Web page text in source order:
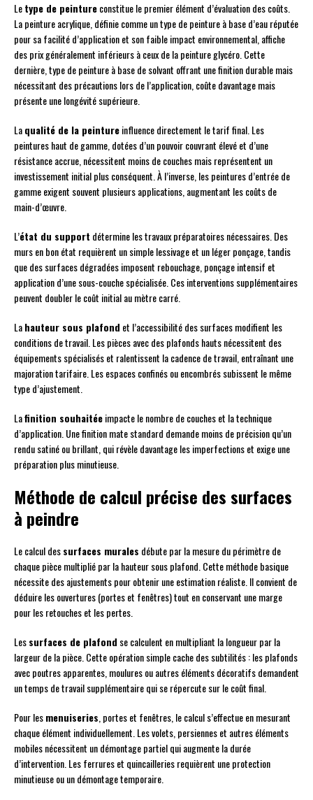
Letype de peintureconstitue le premier élément d’évaluation des coûts.
La peinture acrylique, définie comme un type de peinture à base d’eau réputée
pour sa facilité d’application et son faible impact environnemental, affiche
des prix généralement inférieurs à ceux de la peinture glycéro. Cette
dernière, type de peinture à base de solvant offrant une finition durable mais
nécessitant des précautions lors de l’application, coûte davantage mais
présente une longévité supérieure.
Laqualité de la peintureinfluence directement le tarif final. Les
peintures haut de gamme, dotées d’un pouvoir couvrant élevé et d’une
résistance accrue, nécessitent moins de couches mais représentent un
investissement initial plus conséquent. À l’inverse, les peintures d’entrée de
gamme exigent souvent plusieurs applications, augmentant les coûts de
main-d’œuvre.
L’état du support détermine les travaux préparatoires nécessaires. Des
murs en bon état requièrent un simple lessivage et un léger ponçage, tandis
que des surfaces dégradées imposent rebouchage, ponçage intensif et
application d’une sous-couche spécialisée. Ces interventions supplémentaires
peuvent doubler le coût initial au mètre carré.
Lahauteur sous plafond et l’accessibilité des surfaces modifient les
conditions de travail. Les pièces avec des plafonds hauts nécessitent des
équipements spécialisés et ralentissent la cadence de travail, entraînant une
majoration tarifaire. Les espaces confinés ou encombrés subissent le même
type d’ajustement.
Lafinition souhaitéeimpacte le nombre de couches et la technique
d’application. Une finition mate standard demande moins de précision qu’un
rendu satiné ou brillant, qui révèle davantage les imperfections et exige une
préparation plus minutieuse.
Méthode de calcul précise des surfaces
à peindre
Le calcul dessurfaces murales débute par la mesure du périmètre de
chaque pièce multiplié par la hauteur sous plafond. Cette méthode basique
nécessite des ajustements pour obtenir une estimation réaliste. Il convient de
déduire les ouvertures (portes et fenêtres) tout en conservant une marge
pour les retouches et les pertes.
Lessurfaces de plafond se calculent en multipliant la longueur par la
largeur de la pièce. Cette opération simple cache des subtilités : les plafonds
avec poutres apparentes, moulures ou autres éléments décoratifs demandent
un temps de travail supplémentaire qui se répercute sur le coût final.
Pour lesmenuiseries, portes et fenêtres, le calcul s’effectue en mesurant
chaque élément individuellement. Les volets, persiennes et autres éléments
mobiles nécessitent un démontage partiel qui augmente la durée
d’intervention. Les ferrures et quincailleries requièrent une protection
minutieuse ou un démontage temporaire.